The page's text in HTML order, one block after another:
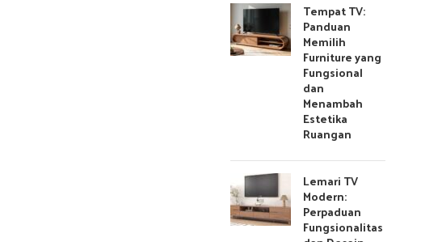
Tempat TV:
Panduan
Memilih
Furniture yang
Fungsional
dan
Menambah
Estetika
Ruangan
Lemari TV
Modern:
Perpaduan
Fungsionalitas